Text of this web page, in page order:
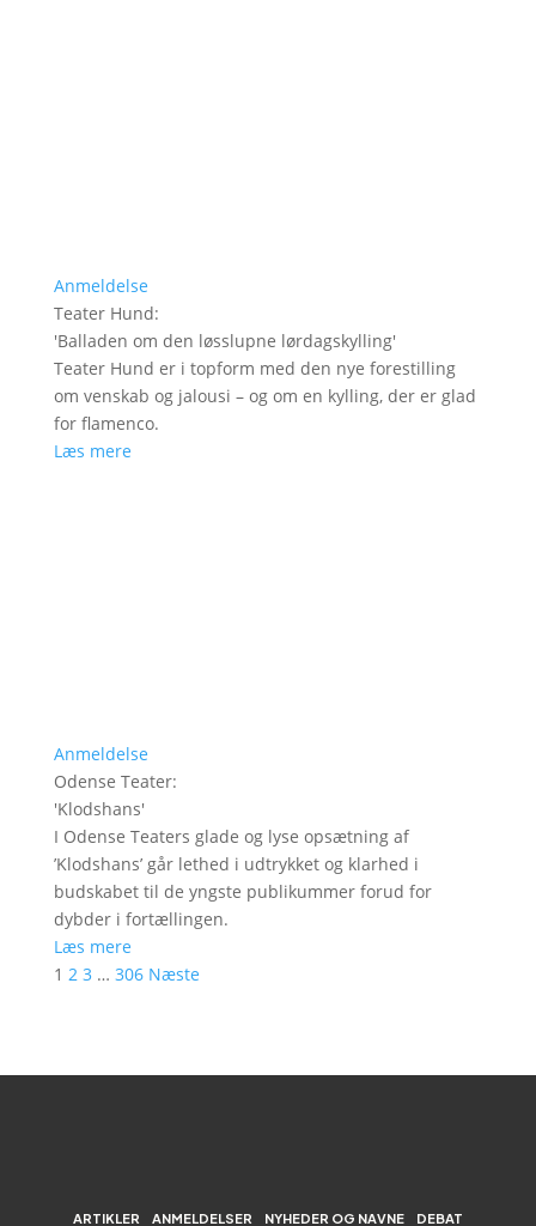
Anmeldelse
Teater Hund:
'Balladen om den løsslupne lørdagskylling'
Teater Hund er i topform med den nye forestilling
om venskab og jalousi – og om en kylling, der er glad
for flamenco.
Læs mere
Anmeldelse
Odense Teater:
'Klodshans'
I Odense Teaters glade og lyse opsætning af
’Klodshans’ går lethed i udtrykket og klarhed i
budskabet til de yngste publikummer forud for
dybder i fortællingen.
Læs mere
1 2 3 … 306 Næste
ARTIKLER ANMELDELSER NYHEDER OG NAVNE DEBAT